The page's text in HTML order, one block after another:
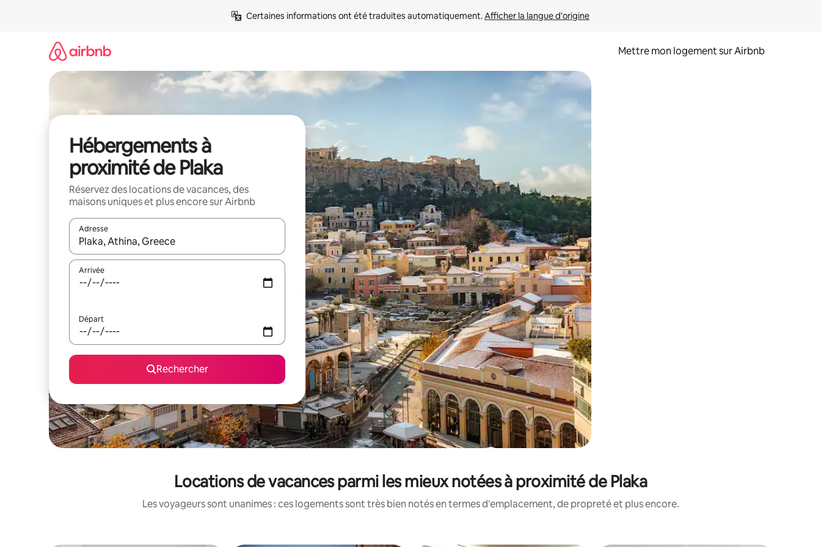
Certaines informations ont été traduites automatiquement. Afficher la langue d'origine
Mettre mon logement sur Airbnb
Hébergements à
proximité de Plaka
Réservez des locations de vacances, des
maisons uniques et plus encore sur Airbnb
Adresse
Lorsque les résultats s'affichent, utilisez les flèches vers le haut et vers le bas pour les parcourir ou en appuyant et en faisant glisser.
Arrivée
Départ
Rechercher
Locations de vacances parmi les mieux notées à proximité de Plaka
Les voyageurs sont unanimes : ces logements sont très bien notés en termes d'emplacement, de propreté et plus encore.